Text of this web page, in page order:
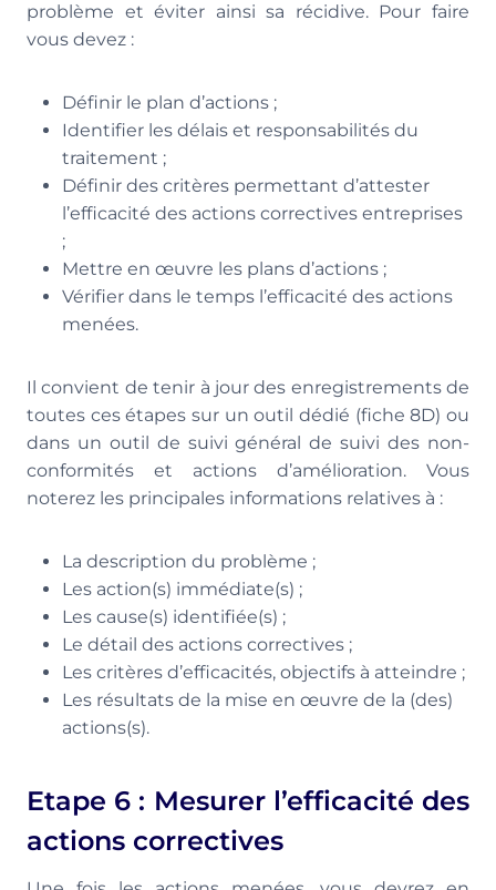
problème et éviter ainsi sa récidive. Pour faire
vous devez :
Définir le plan d’actions ;
Identifier les délais et responsabilités du
traitement ;
Définir des critères permettant d’attester
l’efficacité des actions correctives entreprises
;
Mettre en œuvre les plans d’actions ;
Vérifier dans le temps l’efficacité des actions
menées.
Il convient de tenir à jour des enregistrements de
toutes ces étapes sur un outil dédié (fiche 8D) ou
dans un outil de suivi général de suivi des non-
conformités et actions d’amélioration. Vous
noterez les principales informations relatives à :
La description du problème ;
Les action(s) immédiate(s) ;
Les cause(s) identifiée(s) ;
Le détail des actions correctives ;
Les critères d’efficacités, objectifs à atteindre ;
Les résultats de la mise en œuvre de la (des)
actions(s).
Etape 6 : Mesurer l’efficacité des
actions correctives